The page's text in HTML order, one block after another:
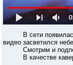
В сети появилась
видео засветился
Смотрим и
В качестве кавера